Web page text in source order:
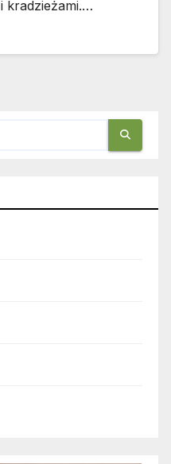
kradzieżami.…